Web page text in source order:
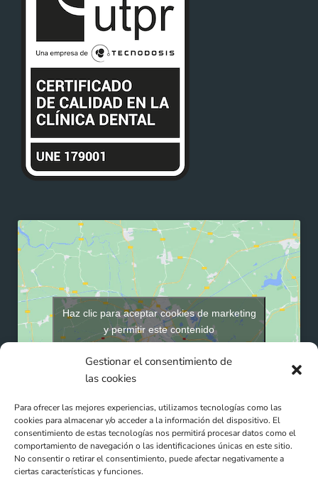
Gestionar el consentimiento de
las cookies
Para ofrecer las mejores experiencias, utilizamos tecnologías como las
cookies para almacenar y/o acceder a la información del dispositivo. El
consentimiento de estas tecnologías nos permitirá procesar datos como el
comportamiento de navegación o las identificaciones únicas en este sitio.
No consentir o retirar el consentimiento, puede afectar negativamente a
ciertas características y funciones.
Haz clic para aceptar cookies de marketing
y permitir este contenido